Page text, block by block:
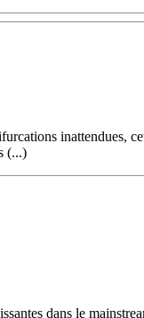
inattendues,
(...)
dans le